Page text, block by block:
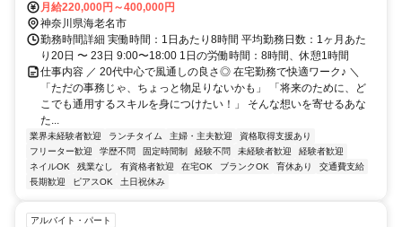
月給220,000円～400,000円
神奈川県海老名市
勤務時間詳細 実働時間：1日あたり8時間 平均勤務日数：1ヶ月あた
り20日 〜 23日 9:00〜18:00 1日の労働時間：8時間、休憩1時間
仕事内容 ／ 20代中心で風通しの良さ◎ 在宅勤務で快適ワーク♪ ＼
「ただの事務じゃ、ちょっと物足りないかも」 「将来のために、ど
こでも通用するスキルを身につけたい！」 そんな想いを寄せるあな
た...
業界未経験者歓迎 ランチタイム 主婦・主夫歓迎
資格取得支援あり
フリーター歓迎
学歴不問 固定時間制 経験不問 未経験者歓迎
経験者歓迎
ネイルOK
残業なし 有資格者歓迎 在宅OK ブランクOK 育休あり
交通費支給
長期歓迎
ピアスOK 土日祝休み
アルバイト・パート